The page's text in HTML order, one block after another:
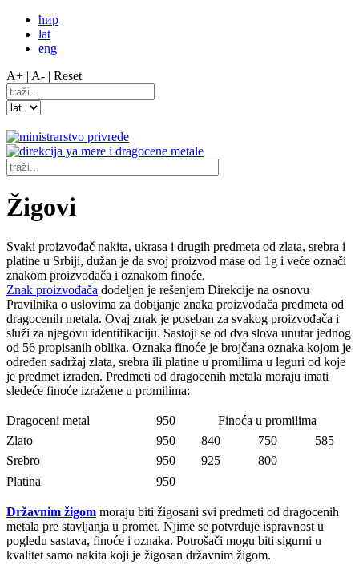
ћир
lat
eng
A+ | A- | Reset
Žigovi
Svaki proizvođač nakita, ukrasa i drugih predmeta od zlata, srebra i
platine u Srbiji, dužan je da svoj proizvod mase od 1g i veće označi
znakom proizvođača i oznakom finoće.
Znak proizvođača dodeljen je rešenjem Direkcije na osnovu
Pravilnika o uslovima za dobijanje znaka proizvođača predmeta od
dragocenih metala. Ovaj znak je poseban za svakog proizvođača i
služi za njegovu identifikaciju. Sastoji se od dva slova unutar jednog
od 56 propisanih oblika. Oznaka finoće je brojčana oznaka kojom je
određen sadržaj zlata, srebra ili platine u promilima u leguri od koje
je predmet izrađen. Predmeti od dragocenih metala moraju imati
sledeće finoće izražene u promilima:
Dragoceni metal 950
Finoća u promilima
Zlato
950 840 750
585
Srebro
950 925
800
Platina
950
Državnim žigom moraju biti žigosani svi predmeti od dragocenih
metala pre stavljanja u promet. Njime se potvrđuje ispravnost u
pogledu sastava, finoće i oznaka. Potrošači mogu biti sigurni u
kvalitet samo nakita koji je žigosan državnim žigom.